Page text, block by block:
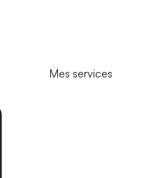
Mes services